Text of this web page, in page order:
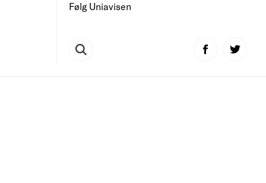
Følg Uniavisen